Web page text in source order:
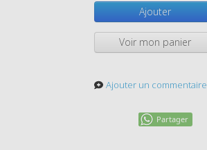
Ajouter
Voir mon panier
Ajouter un commentaire
Partager